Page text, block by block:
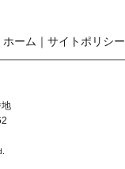
ホーム ｜ サイトポリシー